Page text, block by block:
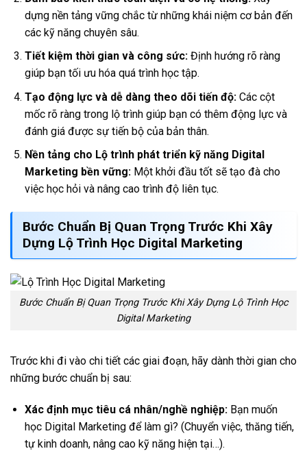
dựng nền tảng vững chắc từ những khái niệm cơ bản đến
các kỹ năng chuyên sâu.
Tiết kiệm thời gian và công sức:Định hướng rõ ràng
giúp bạn tối ưu hóa quá trình học tập.
Tạo động lực và dễ dàng theo dõi tiến độ:Các cột
mốc rõ ràng trong lộ trình giúp bạn có thêm động lực và
đánh giá được sự tiến bộ của bản thân.
Nền tảng cho Lộ trình phát triển kỹ năng Digital
Marketing bền vững:Một khởi đầu tốt sẽ tạo đà cho
việc học hỏi và nâng cao trình độ liên tục.
Bước Chuẩn Bị Quan Trọng Trước Khi Xây
Dựng Lộ Trình Học Digital Marketing
Bước Chuẩn Bị Quan Trọng Trước Khi Xây Dựng Lộ Trình Học
Digital Marketing
Trước khi đi vào chi tiết các giai đoạn, hãy dành thời gian cho
những bước chuẩn bị sau:
Xác định mục tiêu cá nhân/nghề nghiệp:Bạn muốn
học Digital Marketing để làm gì? (Chuyển việc, thăng tiến,
tự kinh doanh, nâng cao kỹ năng hiện tại…).